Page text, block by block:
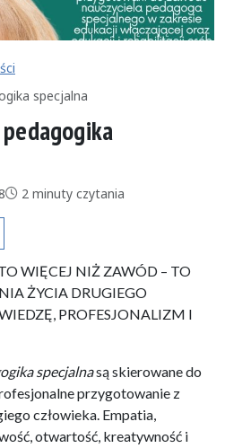
specjalna
Czas czytania:
2 minuty czytania
link
krótki link
WIĘCEJ NIŻ ZAWÓD – TO
ŻYCIA DRUGIEGO
PROFESJONALIZM I
specjalnasą skierowane do
przygotowanie z
człowieka. Empatia,
otwartość, kreatywność i